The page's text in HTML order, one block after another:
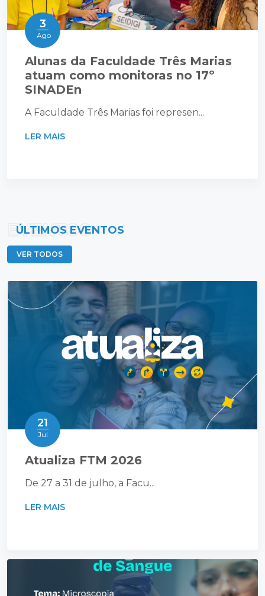
3
Ago
Alunas da Faculdade Três Marias
atuam como monitoras no 17º
SINADEn
A Faculdade Três Marias foi represen...
LER MAIS
ÚLTIMOS EVENTOS
EVENTOS
VER TODOS
21
Jul
Atualiza FTM 2026
De 27 a 31 de julho, a Facu...
LER MAIS